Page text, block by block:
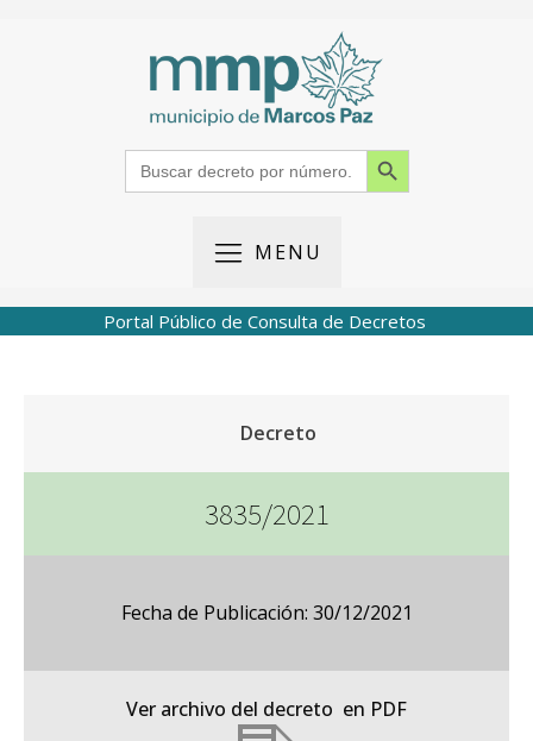
Search
for:
Search Button
MENU
Portal Público de Consulta de Decretos
Decreto
3835/2021
Fecha de Publicación: 30/12/2021
Ver archivo del decreto en PDF